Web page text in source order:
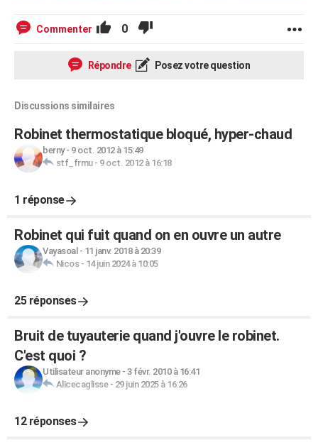
Commenter 0
Répondre Posez votre question
Discussions similaires
Robinet thermostatique bloqué, hyper-chaud
berny- 9 oct. 2012 à 15:49
stf_frmu- 9 oct. 2012 à 16:18
1 réponse
Robinet qui fuit quand on en ouvre un autre
Vayasoal - 11 janv. 2018 à 20:39
Nicos- 14 juin 2024 à 10:05
25 réponses
Bruit de tuyauterie quand j'ouvre le robinet.
C'est quoi ?
Utilisateur anonyme- 3 févr. 2010 à 16:41
Alicecaglisse- 29 juin 2025 à 16:26
12 réponses